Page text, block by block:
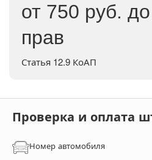
от 750 руб.
прав
Статья 12.9 КоАП
Проверка и оплата
Номер автомобиля